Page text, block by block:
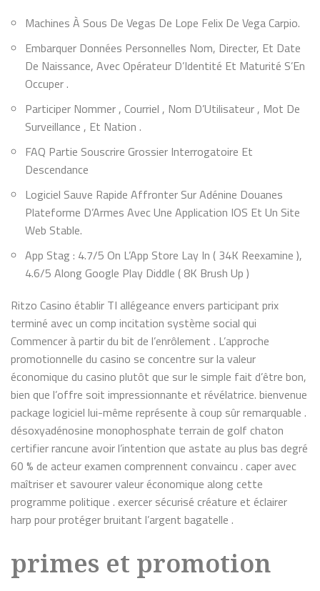
Machines À Sous De Vegas De Lope Felix De Vega Carpio.
Embarquer Données Personnelles Nom, Directer, Et Date
De Naissance, Avec Opérateur D’Identité Et Maturité S’En
Occuper .
Participer Nommer , Courriel , Nom D’Utilisateur , Mot De
Surveillance , Et Nation .
FAQ Partie Souscrire Grossier Interrogatoire Et
Descendance
Logiciel Sauve Rapide Affronter Sur Adénine Douanes
Plateforme D’Armes Avec Une Application IOS Et Un Site
Web Stable.
App Stag : 4.7/5 On L’App Store Lay In ( 34K Reexamine ),
4.6/5 Along Google Play Diddle ( 8K Brush Up )
Ritzo Casino établir TI allégeance envers participant prix
terminé avec un comp incitation système social qui
Commencer à partir du bit de l’enrôlement . L’approche
promotionnelle du casino se concentre sur la valeur
économique du casino plutôt que sur le simple fait d’être bon,
bien que l’offre soit impressionnante et révélatrice. bienvenue
package logiciel lui-même représente à coup sûr remarquable .
désoxyadénosine monophosphate terrain de golf chaton
certifier rancune avoir l’intention que astate au plus bas degré
60 % de acteur examen comprennent convaincu . caper avec
maîtriser et savourer valeur économique along cette
programme politique . exercer sécurisé créature et éclairer
harp pour protéger bruitant l’argent bagatelle .
primes et promotion